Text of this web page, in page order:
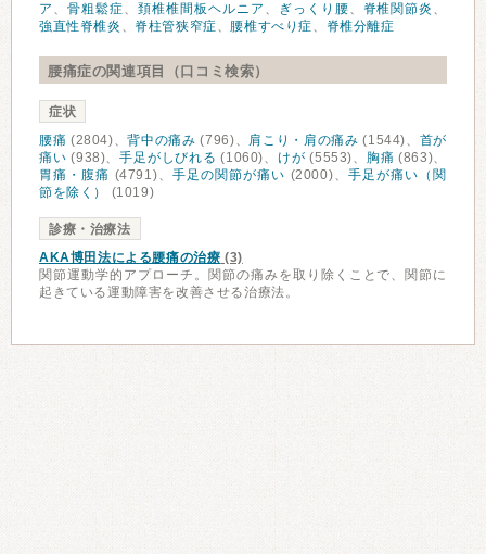
ア 、 骨粗鬆症、 頚椎椎間板ヘルニア 、 ぎっくり腰、 脊椎関節炎 、
強直性脊椎炎 、 脊柱管狭窄症、 腰椎すべり症、 脊椎分離症
腰痛症の関連項目（口コミ検索）
症状
腰痛 (2804)、背中の痛み (796)、 肩こり・肩の痛み (1544)、 首が
痛い (938)、手足がしびれる (1060)、 けが (5553)、 胸痛 (863)、
胃痛・腹痛 (4791)、 手足の関節が痛い (2000)、 手足が痛い（関
節を除く）
(1019)
診療・治療法
AKA博田法による腰痛の治療 (3)
関節運動学的アプローチ。関節の痛みを取り除くことで、関節に
起きている運動障害を改善させる治療法。